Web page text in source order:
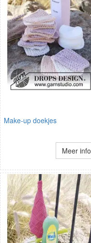
Make-up doekjes
Meer info